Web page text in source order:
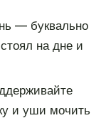
— буквально
на дне и
и уши мочить